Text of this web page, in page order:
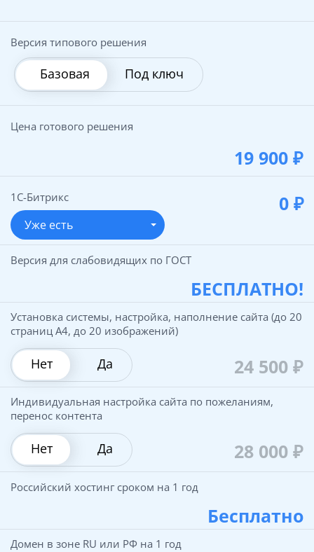
Версия типового решения
Базовая Под ключ
Цена готового решения
19 900 ₽
1С-Битрикс
Уже есть
0 ₽
Версия для слабовидящих по ГОСТ
БЕСПЛАТНО!
Установка системы, настройка, наполнение сайта (до 20
страниц А4, до 20 изображений)
Нет Да 24 500 ₽
Индивидуальная настройка сайта по пожеланиям,
перенос контента
Нет Да 28 000 ₽
Российский хостинг сроком на 1 год
Бесплатно
Домен в зоне RU или РФ на 1 год